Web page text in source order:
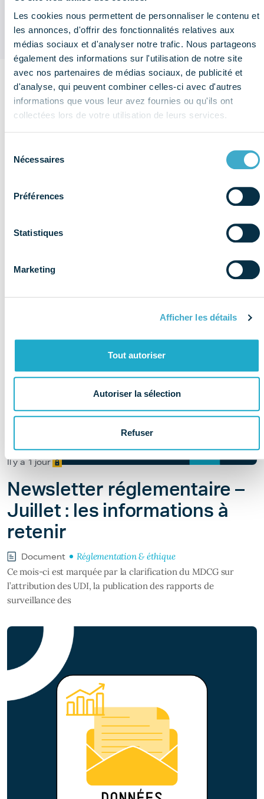
Les cookies nous permettent de personnaliser le contenu et
les annonces, d'offrir des fonctionnalités relatives aux
médias sociaux et d'analyser notre trafic. Nous partageons
également des informations sur l'utilisation de notre site
avec nos partenaires de médias sociaux, de publicité et
d'analyse, qui peuvent combiner celles-ci avec d'autres
informations que vous leur avez fournies ou qu'ils ont
collectées lors de votre utilisation de leurs services.
Nécessaires
Préférences
Statistiques
Marketing
Afficher les détails
Tout autoriser
Autoriser la sélection
Refuser
économique et sociale (données
Sur le
même
Données
Il y a 1 jour
Newsletter réglementaire –
Juillet : les informations à
retenir
Document
Réglementation & éthique
Ce mois-ci est marquée par la clarification du MDCG sur
l’attribution des UDI, la publication des rapports de
surveillance des